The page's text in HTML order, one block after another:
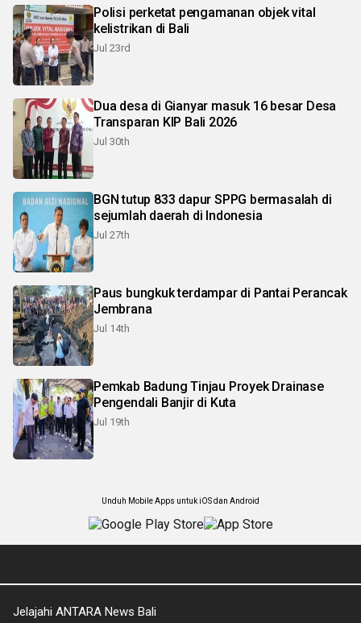
Polisi perketat pengamanan objek vital
kelistrikan di Bali
Jul 23rd
Dua desa di Gianyar masuk 16 besar Desa
Transparan KIP Bali 2026
Jul 30th
BGN tutup 833 dapur SPPG bermasalah di
sejumlah daerah di Indonesia
Jul 27th
Paus bungkuk terdampar di Pantai Perancak
Jembrana
Jul 14th
Pemkab Badung Tinjau Proyek Drainase
Pengendali Banjir di Kuta
Jul 19th
Unduh Mobile Apps untuk iOS dan Android
Jelajahi ANTARA News Bali